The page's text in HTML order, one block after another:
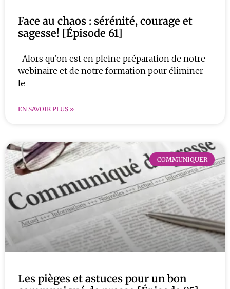
Face au chaos : sérénité, courage et
sagesse! [Épisode 61]
Alors qu’on est en pleine préparation de notre
webinaire et de notre formation pour éliminer
le
EN SAVOIR PLUS »
COMMUNIQUER
Les pièges et astuces pour un bon